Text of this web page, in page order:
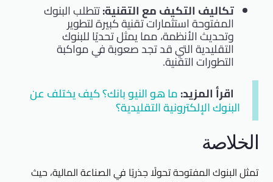
تكاليف التكيف مع التقنية:تتطلب البنوك
المفتوحة استثمارات تقنية كبيرة لتطوير
وتحديث الأنظمة، مما يمثل تحديًا للبنوك
التقليدية التي قد تجد صعوبة في مواكبة
التطورات التقنية.
اقرأ المزيد:ما هو النيو بانك؟ كيف يختلف عن
البنوك الإلكترونية التقليدية؟
الخلاصة
تمثل البنوك المفتوحة تحولًا جذريًا في الصناعة المالية، حيث